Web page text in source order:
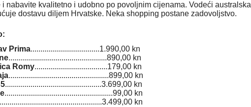
i nabavite kvalitetno i udobno po povoljnim cijenama. Vodeći australska
dostavu diljem Hrvatske. Neka shopping postane zadovoljstvo.
Prima...................................1.990,00 kn
..................................................890,00 kn
Romy.....................................179,00 kn
...................................................899,00 kn
.................................................3.699,00 kn
.......................................................99,00 kn
kn